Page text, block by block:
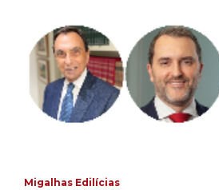
Migalhas Edilícias